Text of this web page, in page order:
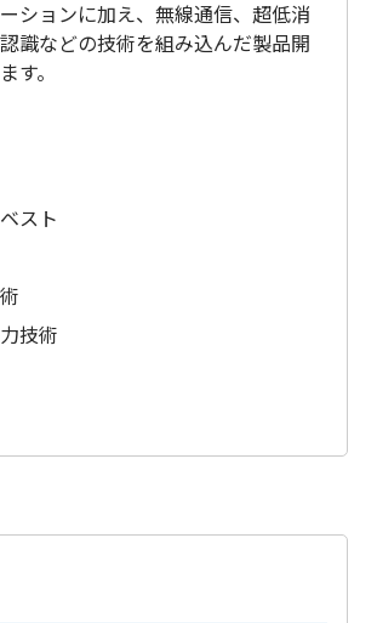
ションに加え、無線通信、超低消
識などの技術を組み込んだ製品開
す。
スト
技術